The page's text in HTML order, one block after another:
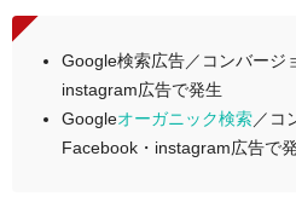
Google検索広告／コンバージ
instagram広告で発生
Googleオーガニック検索／コ
Facebook・instagram広告で